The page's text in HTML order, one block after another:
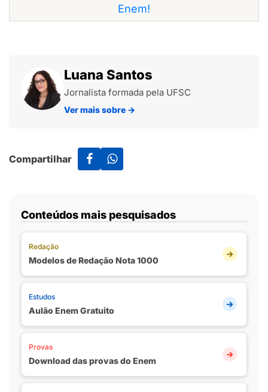
Enem!
Luana Santos
Jornalista formada pela UFSC
Ver mais sobre →
Compartilhar
Conteúdos mais pesquisados
Redação
Modelos de Redação Nota 1000
Estudos
Aulão Enem Gratuito
Provas
Download das provas do Enem